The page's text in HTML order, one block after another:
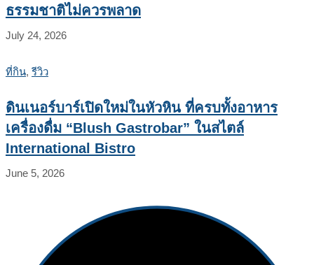
ธรรมชาติไม่ควรพลาด
July 24, 2026
ที่กิน, รีวิว
ดินเนอร์บาร์เปิดใหม่ในหัวหิน ที่ครบทั้งอาหาร
เครื่องดื่ม “Blush Gastrobar” ในสไตล์
International Bistro
June 5, 2026